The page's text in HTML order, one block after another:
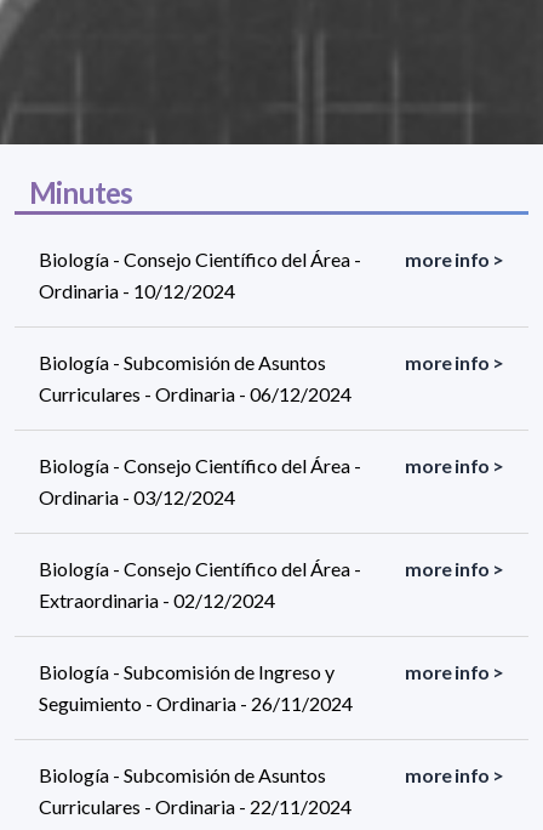
Minutes
Biología - Consejo Científico del Área -
Ordinaria - 10/12/2024
more info >
Biología - Subcomisión de Asuntos
Curriculares - Ordinaria - 06/12/2024
more info >
Biología - Consejo Científico del Área -
Ordinaria - 03/12/2024
more info >
Biología - Consejo Científico del Área -
Extraordinaria - 02/12/2024
more info >
Biología - Subcomisión de Ingreso y
Seguimiento - Ordinaria - 26/11/2024
more info >
Biología - Subcomisión de Asuntos
Curriculares - Ordinaria - 22/11/2024
more info >